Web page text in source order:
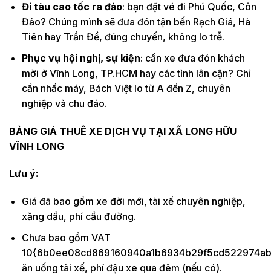
Đi tàu cao tốc ra đảo: bạn đặt vé đi Phú Quốc, Côn
Đảo? Chúng mình sẽ đưa đón tận bến Rạch Giá, Hà
Tiên hay Trần Đề, đúng chuyến, không lo trễ.
Phục vụ hội nghị, sự kiện: cần xe đưa đón khách
mời ở Vĩnh Long, TP.HCM hay các tỉnh lân cận? Chỉ
cần nhấc máy, Bách Việt lo từ A đến Z, chuyên
nghiệp và chu đáo.
BẢNG GIÁ THUÊ XE DỊCH VỤ TẠI XÃ LONG HỮU
VĨNH LONG
Lưu ý:
Giá đã bao gồm xe đời mới, tài xế chuyên nghiệp,
xăng dầu, phí cầu đường.
Chưa bao gồm VAT
ăn uống tài xế, phí đậu xe qua đêm (nếu có).